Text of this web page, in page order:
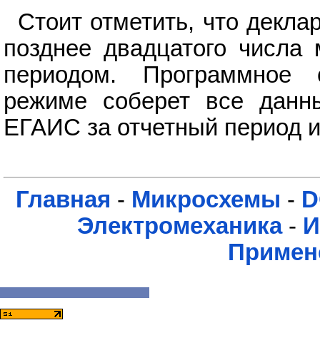
Стоит отметить, что
позднее двадцатого
периодом. Программное
режиме соберет все
ЕГАИС за отчетный период и
Главная - Микросхемы -
Электромеханика-